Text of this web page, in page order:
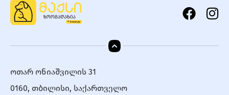
ოთარ ონიაშვილის 31
0160, თბილისი, საქართველო